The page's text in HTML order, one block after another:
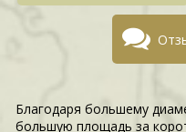
Благодаря большему
большую площадь за